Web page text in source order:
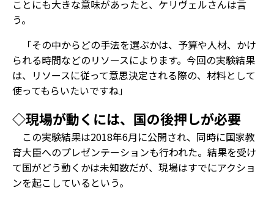
ことにも大きな意味があったと、ケリヴェルさんは言
う。
「その中からどの手法を選ぶかは、予算や人材、かけ
られる時間などのリソースによります。今回の実験結果
は、リソースに従って意思決定される際の、材料として
使ってもらいたいですね」
◇現場が動くには、国の後押しが必要
この実験結果は2018年6月に公開され、同時に国家教
育大臣へのプレゼンテーションも行われた。結果を受け
て国がどう動くかは未知数だが、現場はすでにアクショ
ンを起こしているという。